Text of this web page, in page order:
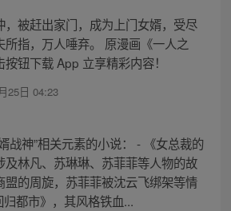
，被赶出家门，成为上门女婿，受尽
所指，万人唾弃。 原漫画《一人之
钮下载 App 立享精彩内容！
25日 04:23
战神”相关元素的小说： - 《女总裁的
及林凡、苏琳琳、苏菲菲等人物的故
盟的周旋，苏菲菲被沈云飞绑架等情
都市》，其风格铁血...